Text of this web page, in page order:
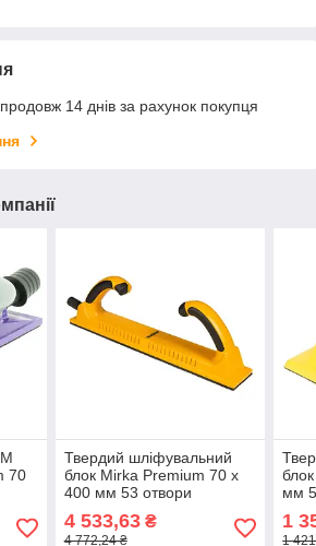
14 днів за рахунок покупця
70
Твердий шліфувальний
блок Mirka Premium 70 x
400 мм 53 отвори
4 533,63₴
4 772,24 ₴
мм
1
1